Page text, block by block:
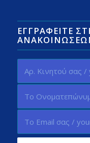
ΕΓΓΡΑΦΕΊΤΕ